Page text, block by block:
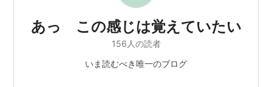
あっ この感じは覚えていたい
156人の読者
いま読むべき唯一のブログ